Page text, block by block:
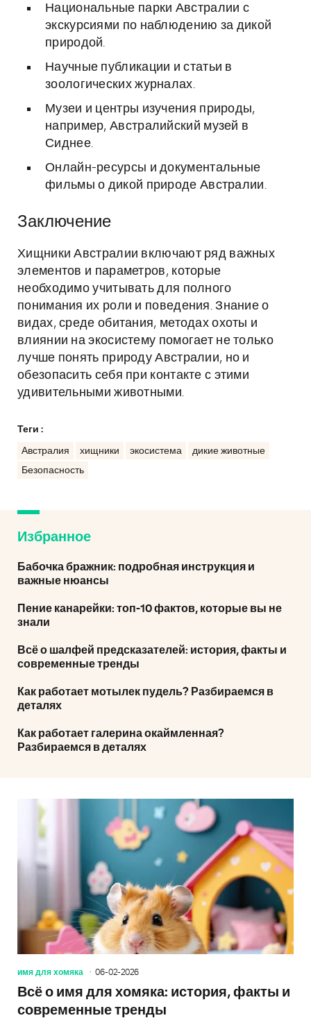
Национальные парки Австралии с
экскурсиями по наблюдению за дикой
природой.
Научные публикации и статьи в
зоологических журналах.
Музеи и центры изучения природы,
например, Австралийский музей в
Сиднее.
Онлайн-ресурсы и документальные
фильмы о дикой природе Австралии.
Заключение
Хищники Австралии включают ряд важных
элементов и параметров, которые
необходимо учитывать для полного
понимания их роли и поведения. Знание о
видах, среде обитания, методах охоты и
влиянии на экосистему помогает не только
лучше понять природу Австралии, но и
обезопасить себя при контакте с этими
удивительными животными.
Теги :
Австралия хищники экосистема
дикие животные
Безопасность
Избранное
Бабочка бражник: подробная инструкция и
важные нюансы
Пение канарейки: топ-10 фактов, которые вы не
знали
Всё о шалфей предсказателей: история, факты и
современные тренды
Как работает мотылек пудель? Разбираемся в
деталях
Как работает галерина окаймленная?
Разбираемся в деталях
имя для хомяка 06-02-2026
Всё о имя для хомяка: история, факты и
современные тренды